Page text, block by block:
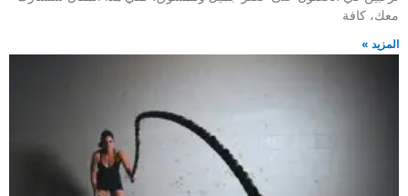
معك، كافة
المزيد »